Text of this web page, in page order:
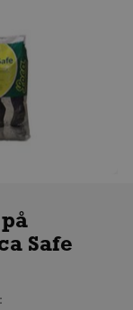
Safe